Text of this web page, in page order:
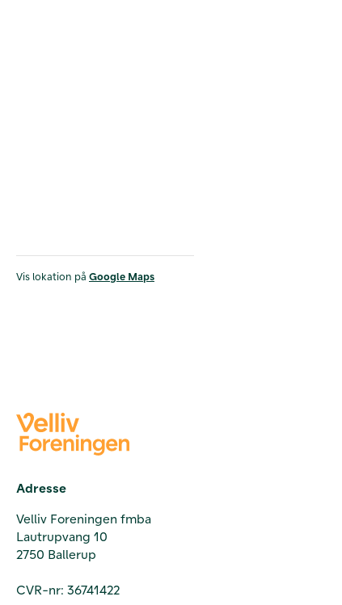
Vis lokation på Google Maps
Adresse
Velliv Foreningen fmba
Lautrupvang 10
2750 Ballerup
CVR-nr: 36741422